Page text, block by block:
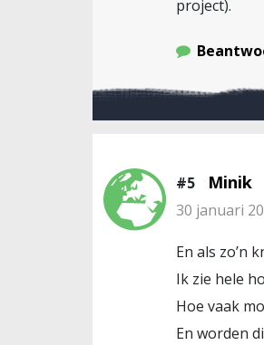
project).
#5 Minik
30 januari
En als zo’n
Ik zie hele
Hoe vaak
En worden